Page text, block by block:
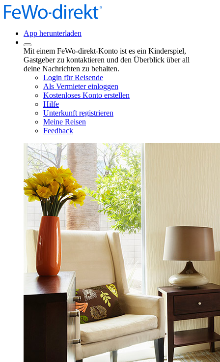
App herunterladen
Mit einem FeWo-direkt-Konto ist es ein Kinderspiel,
Gastgeber zu kontaktieren und den Überblick über all
deine Nachrichten zu behalten.
Login für Reisende
Als Vermieter einloggen
Kostenloses Konto erstellen
Hilfe
Unterkunft registrieren
Meine Reisen
Feedback